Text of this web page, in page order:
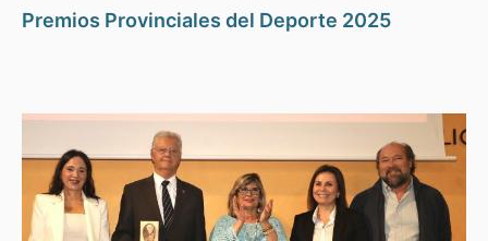
Premios Provinciales del Deporte 2025